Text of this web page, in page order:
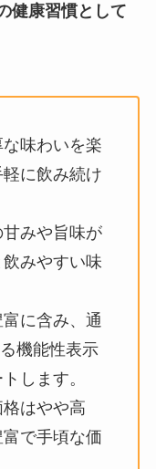
健康習慣として
味わいを楽
に飲み続け
甘みや旨味が
みやすい味
に含み、通
機能性表示
します。
格はやや高
で手頃な価